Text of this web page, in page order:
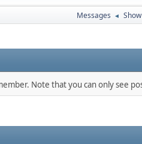
◄
Messages
Note that you can only see